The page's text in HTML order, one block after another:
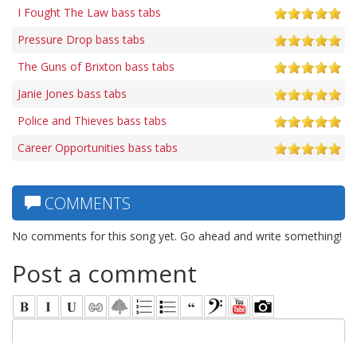
I Fought The Law bass tabs
Pressure Drop bass tabs
The Guns of Brixton bass tabs
Janie Jones bass tabs
Police and Thieves bass tabs
Career Opportunities bass tabs
COMMENTS
No comments for this song yet. Go ahead and write something!
Post a comment